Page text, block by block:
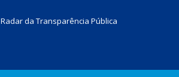
Radar da Transparência Pública